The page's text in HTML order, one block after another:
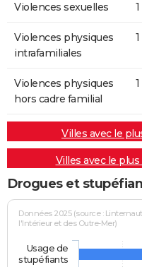
Violences sexuelles 1
Violences physiques
intrafamiliales
1
Violences physiques
hors cadre familial
1
Villes avec le
Villes avec le
Drogues et
Données 2025 (source :
l'Intérieur et des Outre-Mer)
Usage de
stupéfiants